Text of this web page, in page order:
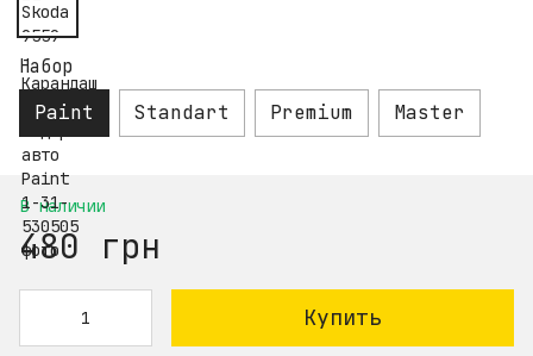
Набор
Paint Standart Premium Master
В наличии
480 грн
Купить